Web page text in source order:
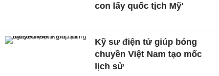
con lấy quốc tịch Mỹ'
Kỹ sư điện tử giúp bóng
chuyền Việt Nam tạo mốc
lịch sử